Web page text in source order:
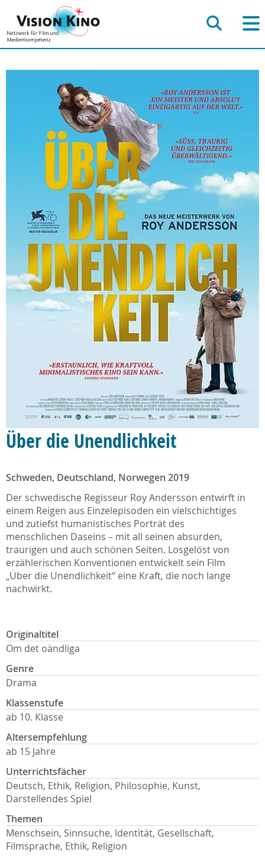
Über die Unendlichkeit
Schweden, Deutschland, Norwegen 2019
Der schwedische Regisseur Roy Andersson entwirft in
einem Reigen aus Einzelepisoden ein vielschichtiges
und zutiefst humanistisches Porträt des
menschlichen Daseins – mit all seinen absurden,
traurigen und auch schönen Seiten. Losgelöst von
erzählerischen Konventionen entwickelt sein Film
„Über die Unendlichkeit“ eine Kraft, die noch lange
nachwirkt.
Originaltitel
Om det oändliga
Genre
Drama
Klassenstufe
ab 10. Klasse
Altersempfehlung
ab 15 Jahre
Unterrichtsfächer
Deutsch, Ethik, Religion, Philosophie, Kunst,
Darstellendes Spiel
Themen
Menschsein, Sinnsuche, Identität, Gesellschaft,
Filmsprache, Ethik, Religion